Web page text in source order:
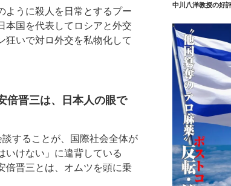
うに殺人を日常とするプー
本国を代表してロシアと外交
狂いで対ロ外交を私物化して
倍晋三は、日本人の眼で
することが、国際社会全体が
いけない」に違背している
倍晋三とは、オムツを頭に乗
中川八洋教授の好